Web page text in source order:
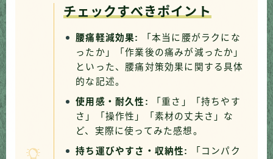
チェックすべきポイント
腰痛軽減効果:
「本当に腰がラクにな
ったか」「作業後の痛みが減ったか」
といった、腰痛対策効果に関する具体
的な記述。
使用感・耐久性:
「重さ」「持ちやす
さ」「操作性」「素材の丈夫さ」な
ど、実際に使ってみた感想。
持ち運びやすさ・収納性:
「コンパク